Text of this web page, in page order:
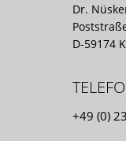
Dr.
D-59174
+49 (0)